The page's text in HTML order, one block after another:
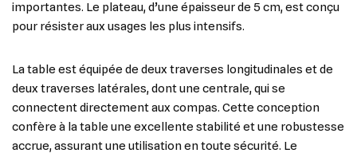
importantes. Le plateau, d’une épaisseur de 5 cm, est conçu
pour résister aux usages les plus intensifs.
La table est équipée de deux traverses longitudinales et de
deux traverses latérales, dont une centrale, qui se
connectent directement aux compas. Cette conception
confère à la table une excellente stabilité et une robustesse
accrue, assurant une utilisation en toute sécurité. Le